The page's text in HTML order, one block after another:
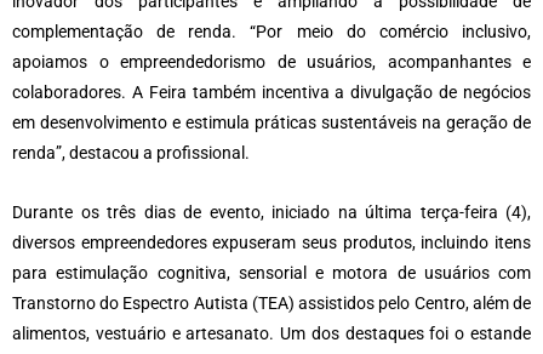
complementação de renda. “Por meio do comércio inclusivo,
apoiamos o empreendedorismo de usuários, acompanhantes e
colaboradores. A Feira também incentiva a divulgação de negócios
em desenvolvimento e estimula práticas sustentáveis na geração de
renda”, destacou a profissional.
Durante os três dias de evento, iniciado na última terça-feira (4),
diversos empreendedores expuseram seus produtos, incluindo itens
para estimulação cognitiva, sensorial e motora de usuários com
Transtorno do Espectro Autista (TEA) assistidos pelo Centro, além de
alimentos, vestuário e artesanato. Um dos destaques foi o estande